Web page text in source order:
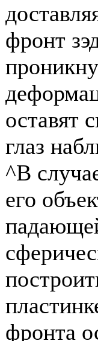
фронт
оставят
глаз
^В
его
фронта